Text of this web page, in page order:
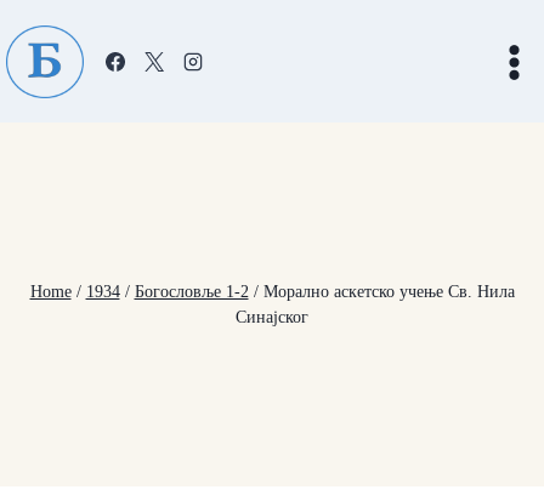
to
content
Home / 1934 / Богословље 1-2 / Морално аскетско учење Св. Нила
Синајског